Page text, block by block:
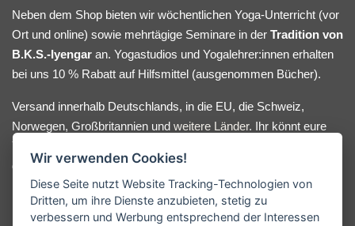
Neben dem Shop bieten wir wöchentlichen Yoga-Unterricht (vor
Ort und online) sowie mehrtägige Seminare in der Tradition von
B.K.S.-Iyengar an. Yogastudios und Yogalehrer:innen erhalten
bei uns 10 % Rabatt auf Hilfsmittel (ausgenommen Bücher).
Versand innerhalb Deutschlands, in die EU, die Schweiz,
Norwegen, Großbritannien und weitere Länder. Ihr könnt eure
Yoga-Hilfsmittel bequem online bestellen oder nach Absprache
direkt bei uns im Lager abholen. Bei Fragen oder
Beratungswunsch meldet euch gerne.
Wir verwenden Cookies!
Diese Seite nutzt Website Tracking-Technologien von
Dritten, um ihre Dienste anzubieten, stetig zu
verbessern und Werbung entsprechend der Interessen